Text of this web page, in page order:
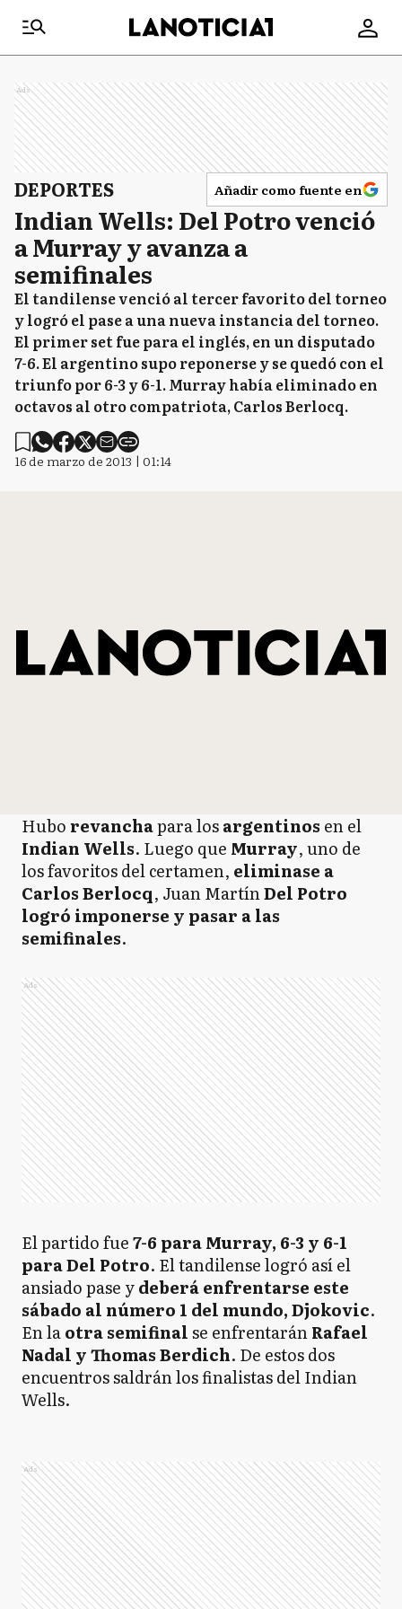
Ads
DEPORTES Añadir como fuente en
Indian Wells: Del Potro venció
a Murray y avanza a
semifinales
El tandilense venció al tercer favorito del torneo
y logró el pase a una nueva instancia del torneo.
El primer set fue para el inglés, en un disputado
7-6. El argentino supo reponerse y se quedó con el
triunfo por 6-3 y 6-1. Murray había eliminado en
octavos al otro compatriota, Carlos Berlocq.
16 de marzo de 2013 | 01:14
Hubo revanchapara losargentinos en el
Indian Wells. Luego que Murray, uno de
los favoritos del certamen, eliminase a
Carlos Berlocq, Juan MartínDel Potro
logró imponerse y pasar a las
semifinales.
Ads
El partido fue7-6 para Murray, 6-3 y 6-1
para Del Potro. El tandilense logró así el
ansiado pase ydeberá enfrentarse este
sábado al número 1 del mundo, Djokovic.
En laotra semifinalse enfrentaránRafael
Nadal y Thomas Berdich. De estos dos
encuentros saldrán los finalistas del Indian
Wells.
Ads